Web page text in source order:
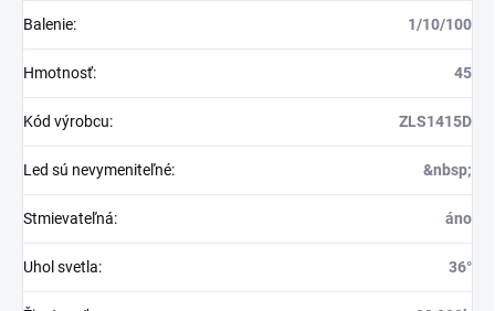
Balenie: 1/10/100
Hmotnosť: 45
Kód výrobcu: ZLS1415D
Led sú nevymeniteľné: &nbsp;
Stmievateľná: áno
Uhol svetla: 36°